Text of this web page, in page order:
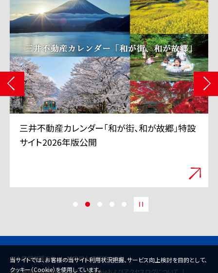
産カレンダー「和が街、和が故郷」特設
年版公開
三井不動
個人情報保護方針
特定個人情報基本方針
当サイトでは、お客様の当サイト利用状況把握、サービス向上検討を目的として、
クッキー（Cookie）を使用しています。